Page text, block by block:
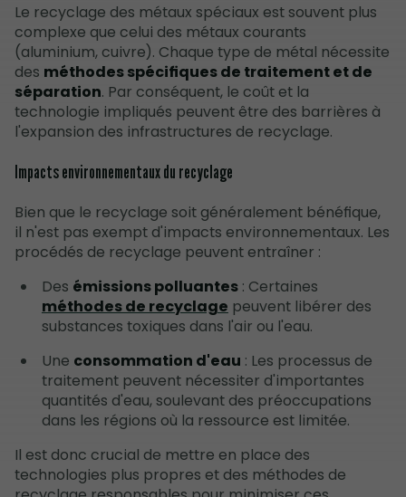
Le recyclage des métaux spéciaux est souvent plus
complexe que celui des métaux courants
(aluminium, cuivre). Chaque type de métal nécessite
des méthodes spécifiques de traitement et de
séparation. Par conséquent, le coût et la
technologie impliqués peuvent être des barrières à
l'expansion des infrastructures de recyclage.
Impacts environnementaux du recyclage
Bien que le recyclage soit généralement bénéfique,
il n'est pas exempt d'impacts environnementaux. Les
procédés de recyclage peuvent entraîner :
Des émissions polluantes: Certaines
méthodes de recyclage peuvent libérer des
substances toxiques dans l'air ou l'eau.
Une consommation d'eau : Les processus de
traitement peuvent nécessiter d'importantes
quantités d'eau, soulevant des préoccupations
dans les régions où la ressource est limitée.
Il est donc crucial de mettre en place des
technologies plus propres et des méthodes de